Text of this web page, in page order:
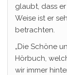
glaubt, dass
Weise ist er
betrachten.
„Die Schöne
Hörbuch,
wir immer